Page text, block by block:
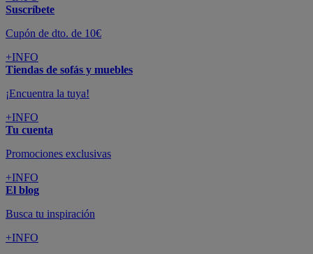
Suscríbete
Cupón de dto. de 10€
+INFO
Tiendas de sofás y muebles
¡Encuentra la tuya!
+INFO
Tu cuenta
Promociones exclusivas
+INFO
El blog
Busca tu inspiración
+INFO